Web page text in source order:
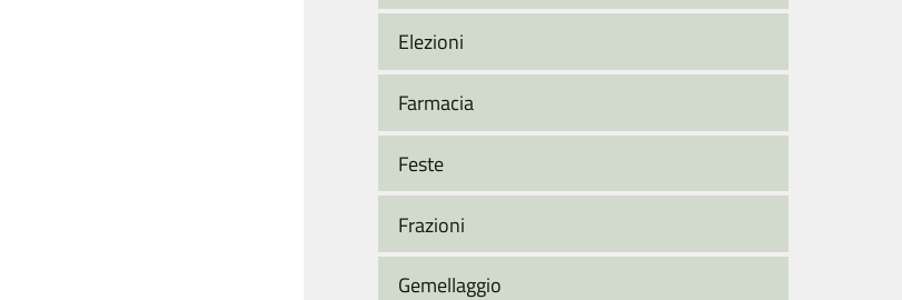
Elezioni
Farmacia
Feste
Frazioni
Gemellaggio